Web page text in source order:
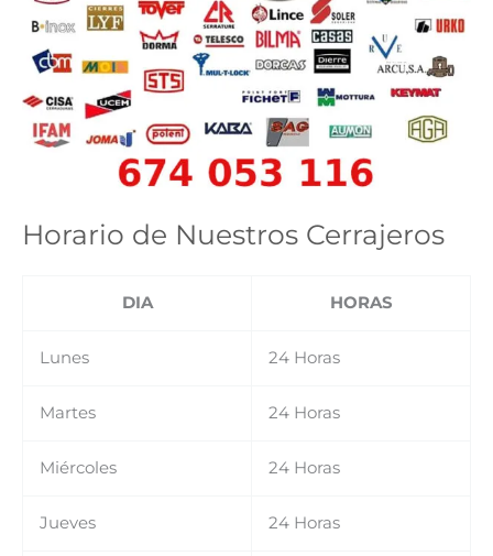
Horario de Nuestros Cerrajeros
DIA HORAS
Lunes 24 Horas
Martes 24 Horas
Miércoles 24 Horas
Jueves 24 Horas